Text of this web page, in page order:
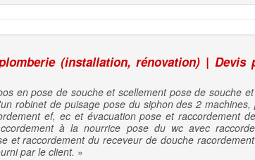
(installation, rénovation) | Devis
en pose de souche et scellement pose de souche
robinet de puisage pose du siphon des 2
ef, ec et évacuation pose et raccordement
à la nourrice pose du wc avec
et raccordement du receveur de douche
par le client. »